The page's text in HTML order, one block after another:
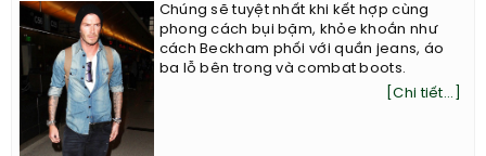
Chúng sẽ tuyệt nhất khi kết hợp cùng
phong cách bụi bặm, khỏe khoắn như
cách Beckham phối với quần jeans, áo
ba lỗ bên trong và combat boots.
[Chi tiết...]